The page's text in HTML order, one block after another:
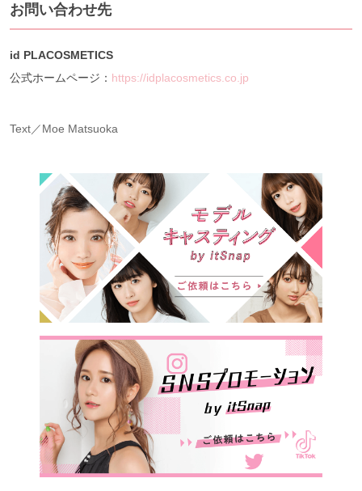
お問い合わせ先
id PLACOSMETICS
公式ホームページ： https://idplacosmetics.co.jp
Text／Moe Matsuoka